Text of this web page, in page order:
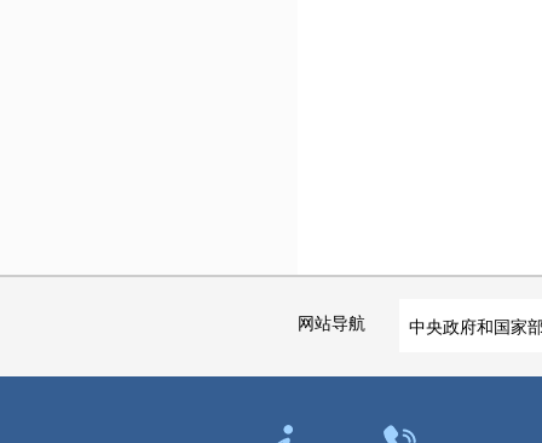
网站导航 中央政府和国家